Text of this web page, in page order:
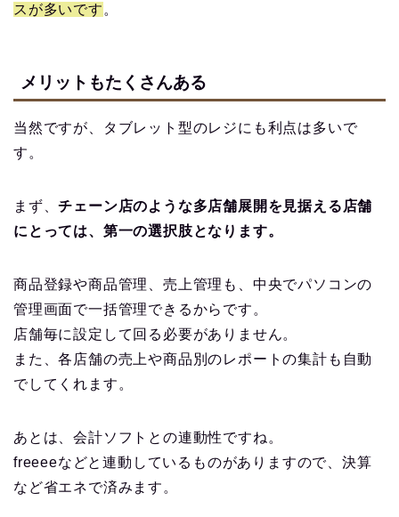
スが多いです 。
メリットもたくさんある
当然ですが、タブレット型のレジにも利点は多いで
す。
まず、チェーン店のような多店舗展開を見据える店舗
にとっては、第一の選択肢となります。
商品登録や商品管理、売上管理も、中央でパソコンの
管理画面で一括管理できるからです。
店舗毎に設定して回る必要がありません。
また、各店舗の売上や商品別のレポートの集計も自動
でしてくれます。
あとは、会計ソフトとの連動性ですね。
freeeeなどと連動しているものがありますので、決算
など省エネで済みます。